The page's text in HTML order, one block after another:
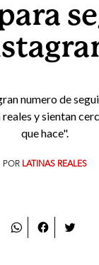
numero de
y sientan
que hace".
POR LATINAS REALES